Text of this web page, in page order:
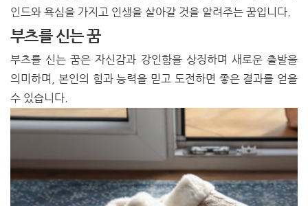
인드와 욕심을 가지고 인생을 살아갈 것을 알려주는 꿈입니다.
부츠를 신는 꿈
부츠를 신는 꿈은 자신감과 강인함을 상징하며 새로운 출발을
의미하며, 본인의 힘과 능력을 믿고 도전하면 좋은 결과를 얻을
수 있습니다.